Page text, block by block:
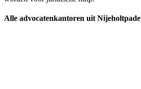
Alle advocatenkantoren uit Nijeholtpade